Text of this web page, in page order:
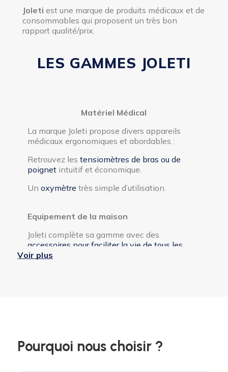
Joleti est une marque de produits médicaux et de
consommables qui proposent un très bon
rapport qualité/prix.
LES GAMMES JOLETI
Matériel Médical
La marque Joleti propose divers appareils
médicaux ergonomiques et abordables :
Retrouvez lestensiomètres de bras ou de
poignet intuitif et économique.
Unoxymètre très simple d’utilisation.
Equipement de la maison
Joleti complète sa gamme avec des
accessoires pour faciliter la vie de tous les
jours et pour équiper le domicile
Voir plus
Pourquoi nous choisir ?